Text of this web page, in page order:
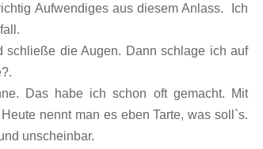
Aufwendiges aus diesem Anlass. Ich
schließe die Augen. Dann schlage ich auf
Das habe ich schon oft gemacht. Mit
nennt man es eben Tarte, was soll`s.
unscheinbar.